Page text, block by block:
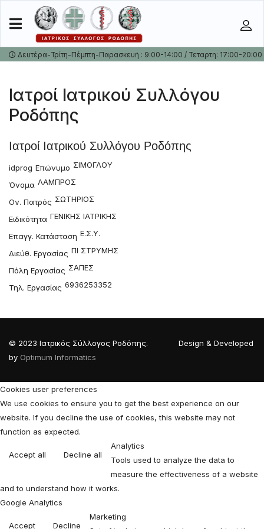
Δευτέρα-Τρίτη-Πέμπτη-Παρασκευή : 9:00-14:00 / Τεταρτη: 17:00-20:00
Ιατροί Ιατρικού Συλλόγου
Ροδόπης
Ιατροί Ιατρικού Συλλόγου Ροδόπης
idprog Επώνυμο ΣΙΜΟΓΛΟΥ
Όνομα ΛΑΜΠΡΟΣ
Ον. Πατρός ΣΩΤΗΡΙΟΣ
Ειδικότητα ΓΕΝΙΚΗΣ ΙΑΤΡΙΚΗΣ
Επαγγ. Κατάσταση Ε.Σ.Υ.
Διεύθ. Εργασίας ΠΙ ΣΤΡΥΜΗΣ
Πόλη Εργασίας ΣΑΠΕΣ
Τηλ. Εργασίας 6936253352
© 2023 Ιατρικός Σύλλογος Ροδόπης. Design & Developed
by Optimum Informatics
Cookies user preferences
We use cookies to ensure you to get the best experience on our
website. If you decline the use of cookies, this website may not
function as expected.
Accept all Decline all
Analytics
Tools used to analyze the data to
measure the effectiveness of a website
and to understand how it works.
Google Analytics
Accept Decline
Marketing